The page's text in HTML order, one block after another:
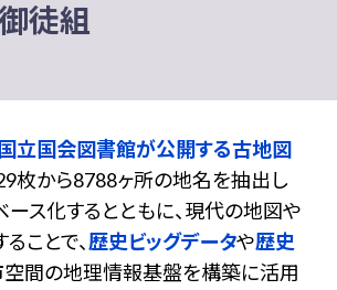
徒組
国立国会図書館が公開する古地図
枚から8788ヶ所の地名を抽出し
ス化するとともに、現代の地図や
ことで、歴史ビッグデータや歴史
間の地理情報基盤を構築に活用